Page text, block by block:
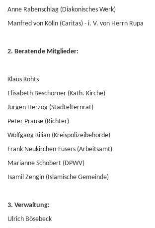
Anne Rabenschlag (Diakonisches Werk)
Manfred von Kölln (Caritas) - i. V. von Herrn Rupa
2. Beratende Mitglieder:
Klaus Kohts
Elisabeth Beschorner (Kath. Kirche)
Jürgen Herzog (Stadtelternrat)
Peter Prause (Richter)
Wolfgang Kilian (Kreispolizeibehörde)
Frank Neukirchen-Füsers (Arbeitsamt)
Marianne Schobert (DPWV)
Isamil Zengin (Islamische Gemeinde)
3. Verwaltung:
Ulrich Bösebeck